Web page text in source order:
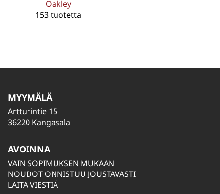
Oakley
153 tuotetta
MYYMÄLÄ
Artturintie 15
36220 Kangasala
AVOINNA
VAIN SOPIMUKSEN MUKAAN
NOUDOT ONNISTUU JOUSTAVASTI
LAITA VIESTIÄ